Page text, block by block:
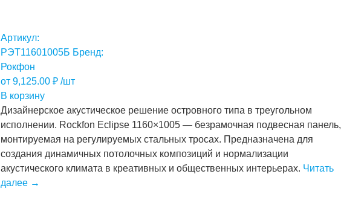
Артикул:
РЭТ11601005Б Бренд:
Рокфон
от 9,125.00 ₽ /шт
В корзину
Дизайнерское акустическое решение островного типа в треугольном
исполнении. Rockfon Eclipse 1160×1005 — безрамочная подвесная панель,
монтируемая на регулируемых стальных тросах. Предназначена для
создания динамичных потолочных композиций и нормализации
акустического климата в креативных и общественных интерьерах. Читать
далее →